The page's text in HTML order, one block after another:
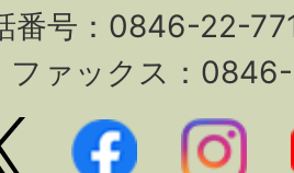
番号：0846-22-
ファックス：